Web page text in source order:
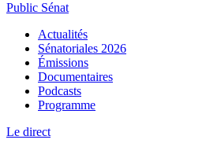
Public Sénat
Actualités
Sénatoriales 2026
Émissions
Documentaires
Podcasts
Programme
Le direct